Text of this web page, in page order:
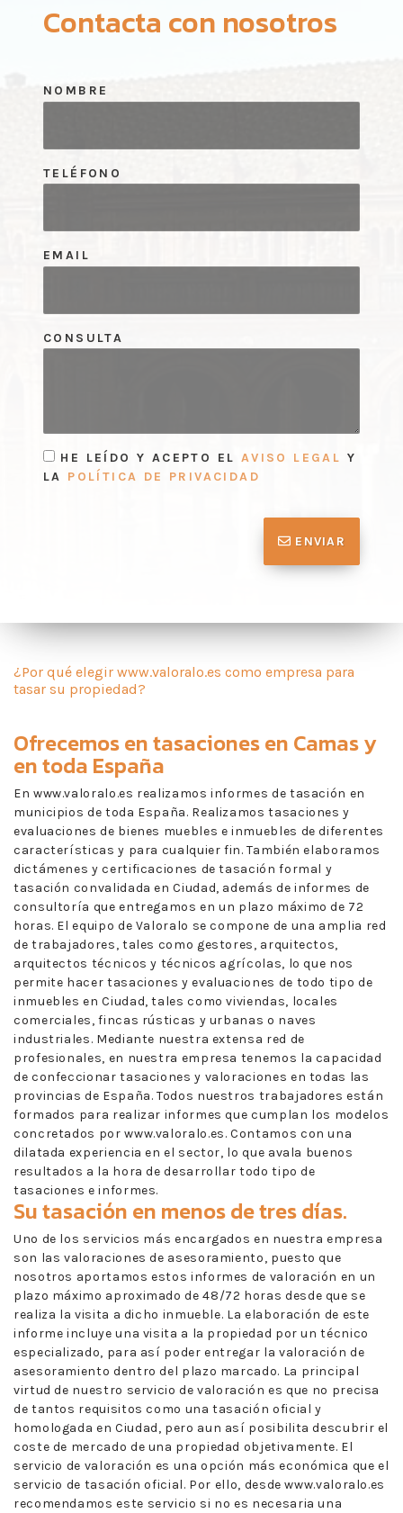
Contacta con nosotros
NOMBRE
TELÉFONO
EMAIL
CONSULTA
HE LEÍDO Y ACEPTO EL AVISO LEGAL Y
LA POLÍTICA DE PRIVACIDAD
ENVIAR
¿Por qué elegir www.valoralo.es como empresa para
tasar su propiedad?
Ofrecemos entasaciones en Camasy
en toda España
En www.valoralo.es realizamos informes de tasación en
municipios de toda España. Realizamos tasaciones y
evaluaciones de bienes muebles e inmuebles de diferentes
características y para cualquier fin. También elaboramos
dictámenes y certificaciones de tasación formal y
tasación convalidada en Ciudad, además de informes de
consultoría que entregamos en un plazo máximo de 72
horas. El equipo de Valoralo se compone de una amplia red
de trabajadores, tales como gestores, arquitectos,
arquitectos técnicos y técnicos agrícolas, lo que nos
permite hacer tasaciones y evaluaciones de todo tipo de
inmuebles en Ciudad, tales como viviendas, locales
comerciales, fincas rústicas y urbanas o naves
industriales. Mediante nuestra extensa red de
profesionales, en nuestra empresa tenemos la capacidad
de confeccionar tasaciones y valoraciones en todas las
provincias de España. Todos nuestros trabajadores están
formados para realizar informes que cumplan los modelos
concretados por www.valoralo.es. Contamos con una
dilatada experiencia en el sector, lo que avala buenos
resultados a la hora de desarrollar todo tipo de
tasaciones e informes.
Su tasación en menos de tres días.
Uno de los servicios más encargados en nuestra empresa
son las valoraciones de asesoramiento, puesto que
nosotros aportamos estos informes de valoración en un
plazo máximo aproximado de 48/72 horas desde que se
realiza la visita a dicho inmueble. La elaboración de este
informe incluye una visita a la propiedad por un técnico
especializado, para así poder entregar la valoración de
asesoramiento dentro del plazo marcado. La principal
virtud de nuestro servicio de valoración es que no precisa
de tantos requisitos como una tasación oficial y
homologada en Ciudad, pero aun así posibilita descubrir el
coste de mercado de una propiedad objetivamente. El
servicio de valoración es una opción más económica que el
servicio de tasación oficial. Por ello, desde www.valoralo.es
recomendamos este servicio si no es necesaria una